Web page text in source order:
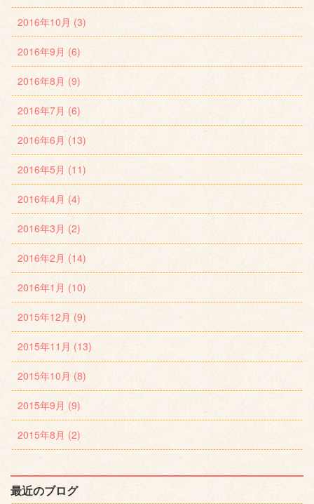
2016年10月 (3)
2016年9月 (6)
2016年8月 (9)
2016年7月 (6)
2016年6月 (13)
2016年5月 (11)
2016年4月 (4)
2016年3月 (2)
2016年2月 (14)
2016年1月 (10)
2015年12月 (9)
2015年11月 (13)
2015年10月 (8)
2015年9月 (9)
2015年8月 (2)
最近のブログ